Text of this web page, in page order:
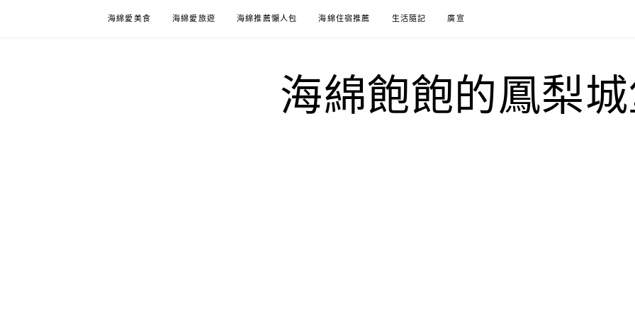
海綿愛美食 海綿愛旅遊 海綿推薦懶人包 海綿住宿推薦 生活隨記 廣宣
海綿飽飽的鳳梨